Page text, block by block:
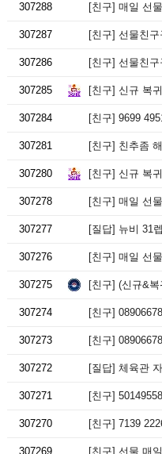
307288 [친구] 매일 선
307287 [친구] 선물친
307286 [친구] 선물친
307285 [친구] 신규 복
307284 [친구] 9699
307281 [친구] 친추좀
307280 [친구] 신규 복
307278 [친구] 매일 선
307277 [질답] 뉴비 31
307276 [친구] 매일 선
307275 [친구] (신규&
307274 [친구]
307273 [친구]
307272 [질답] 체육관
307271 [친구]
307270 [친구] 7139
307269 [친구] 선물 매